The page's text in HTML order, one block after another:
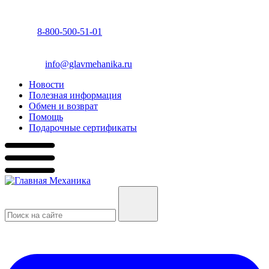
8-800-500-51-01
info@glavmehanika.ru
Новости
Полезная информация
Обмен и возврат
Помощь
Подарочные сертификаты